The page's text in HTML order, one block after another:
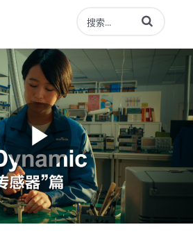
输入术语以搜索
Play